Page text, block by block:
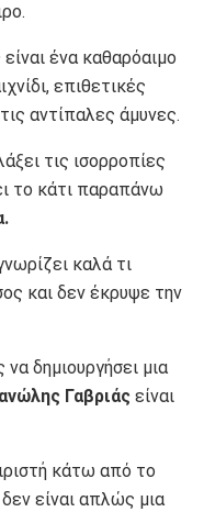
είναι ένα καθαρόαιμο
επιθετικές
αντίπαλες άμυνες.
τις ισορροπίες
το κάτι παραπάνω
καλά τι
και δεν έκρυψε την
δημιουργήσει μια
Γαβριάς είναι
κάτω από το
δεν είναι απλώς μια